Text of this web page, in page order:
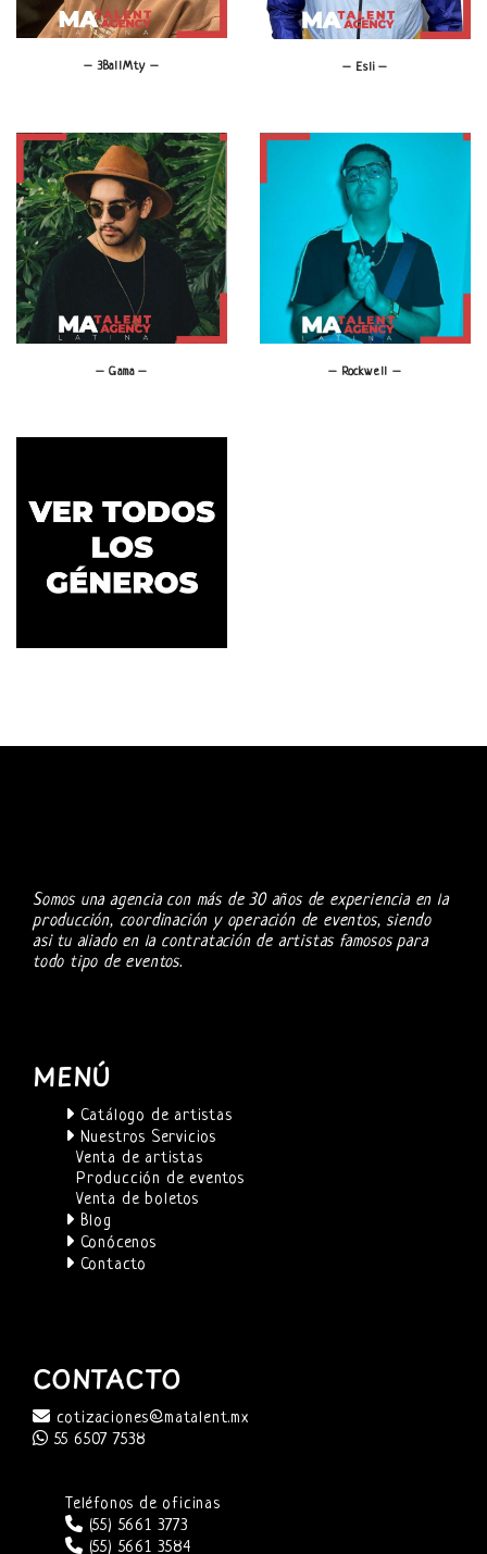
– 3BallMty – – Esli –
– Gama – – Rockwell –
Somos una agencia con más de 30 años de experiencia en la
producción, coordinación y operación de eventos, siendo
asi tu aliado en la contratación de artistas famosos para
todo tipo de eventos.
MENÚ
Catálogo de artistas
Nuestros Servicios
Venta de artistas
Producción de eventos
Venta de boletos
Blog
Conócenos
Contacto
CONTACTO
cotizaciones@matalent.mx
55 6507 7538
Teléfonos de oficinas
(55) 5661 3773
(55) 5661 3584